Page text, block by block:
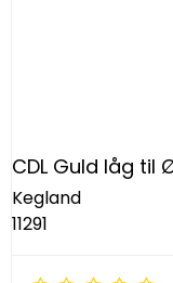
CDL Guld låg til
Kegland
11291